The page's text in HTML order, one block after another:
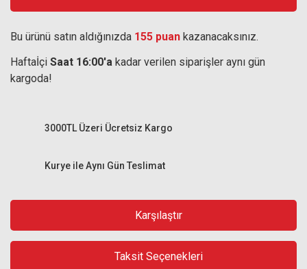
Bu ürünü satın aldığınızda 155 puan kazanacaksınız.
Haftaİçi Saat 16:00'a kadar verilen siparişler aynı gün
kargoda!
Kurye ile Aynı Gün Teslimat
3000TL Üzeri Ücretsiz Kargo
Karşılaştır
Taksit Seçenekleri